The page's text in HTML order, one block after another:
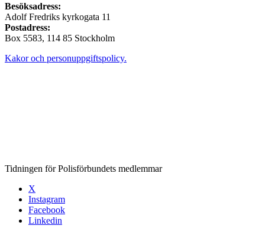
Besöksadress:
Adolf Fredriks kyrkogata 11
Postadress:
Box 5583, 114 85 Stockholm
Kakor och personuppgiftspolicy.
Tidningen för Polisförbundets medlemmar
X
Instagram
Facebook
Linkedin